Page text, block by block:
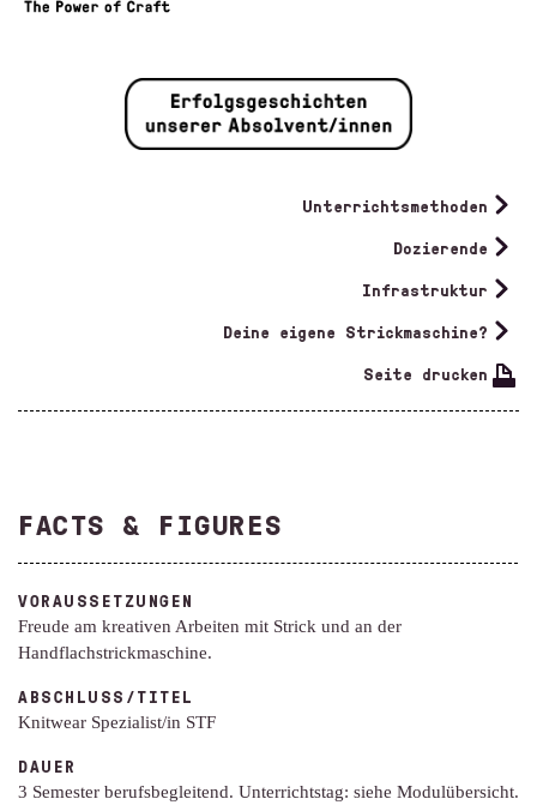
Unterrichtsmethoden
Dozierende
Infrastruktur
Deine eigene Strickmaschine?
Seite drucken
FACTS & FIGURES
VORAUSSETZUNGEN
Freude am kreativen Arbeiten mit Strick und an der
Handflachstrickmaschine.
ABSCHLUSS/TITEL
Knitwear Spezialist/in STF
DAUER
3 Semester berufsbegleitend. Unterrichtstag: siehe Modulübersicht.